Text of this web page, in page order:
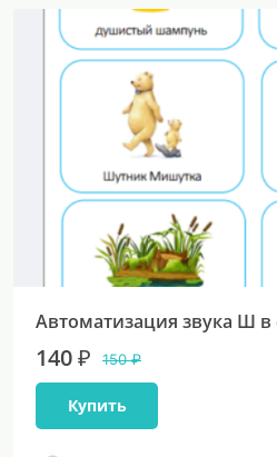
Автоматизация звука Ш в
140 ₽ 150 ₽
Купить